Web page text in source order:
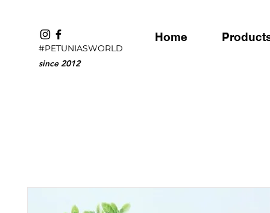
#PETUNIASWORLD
since 2012
Home